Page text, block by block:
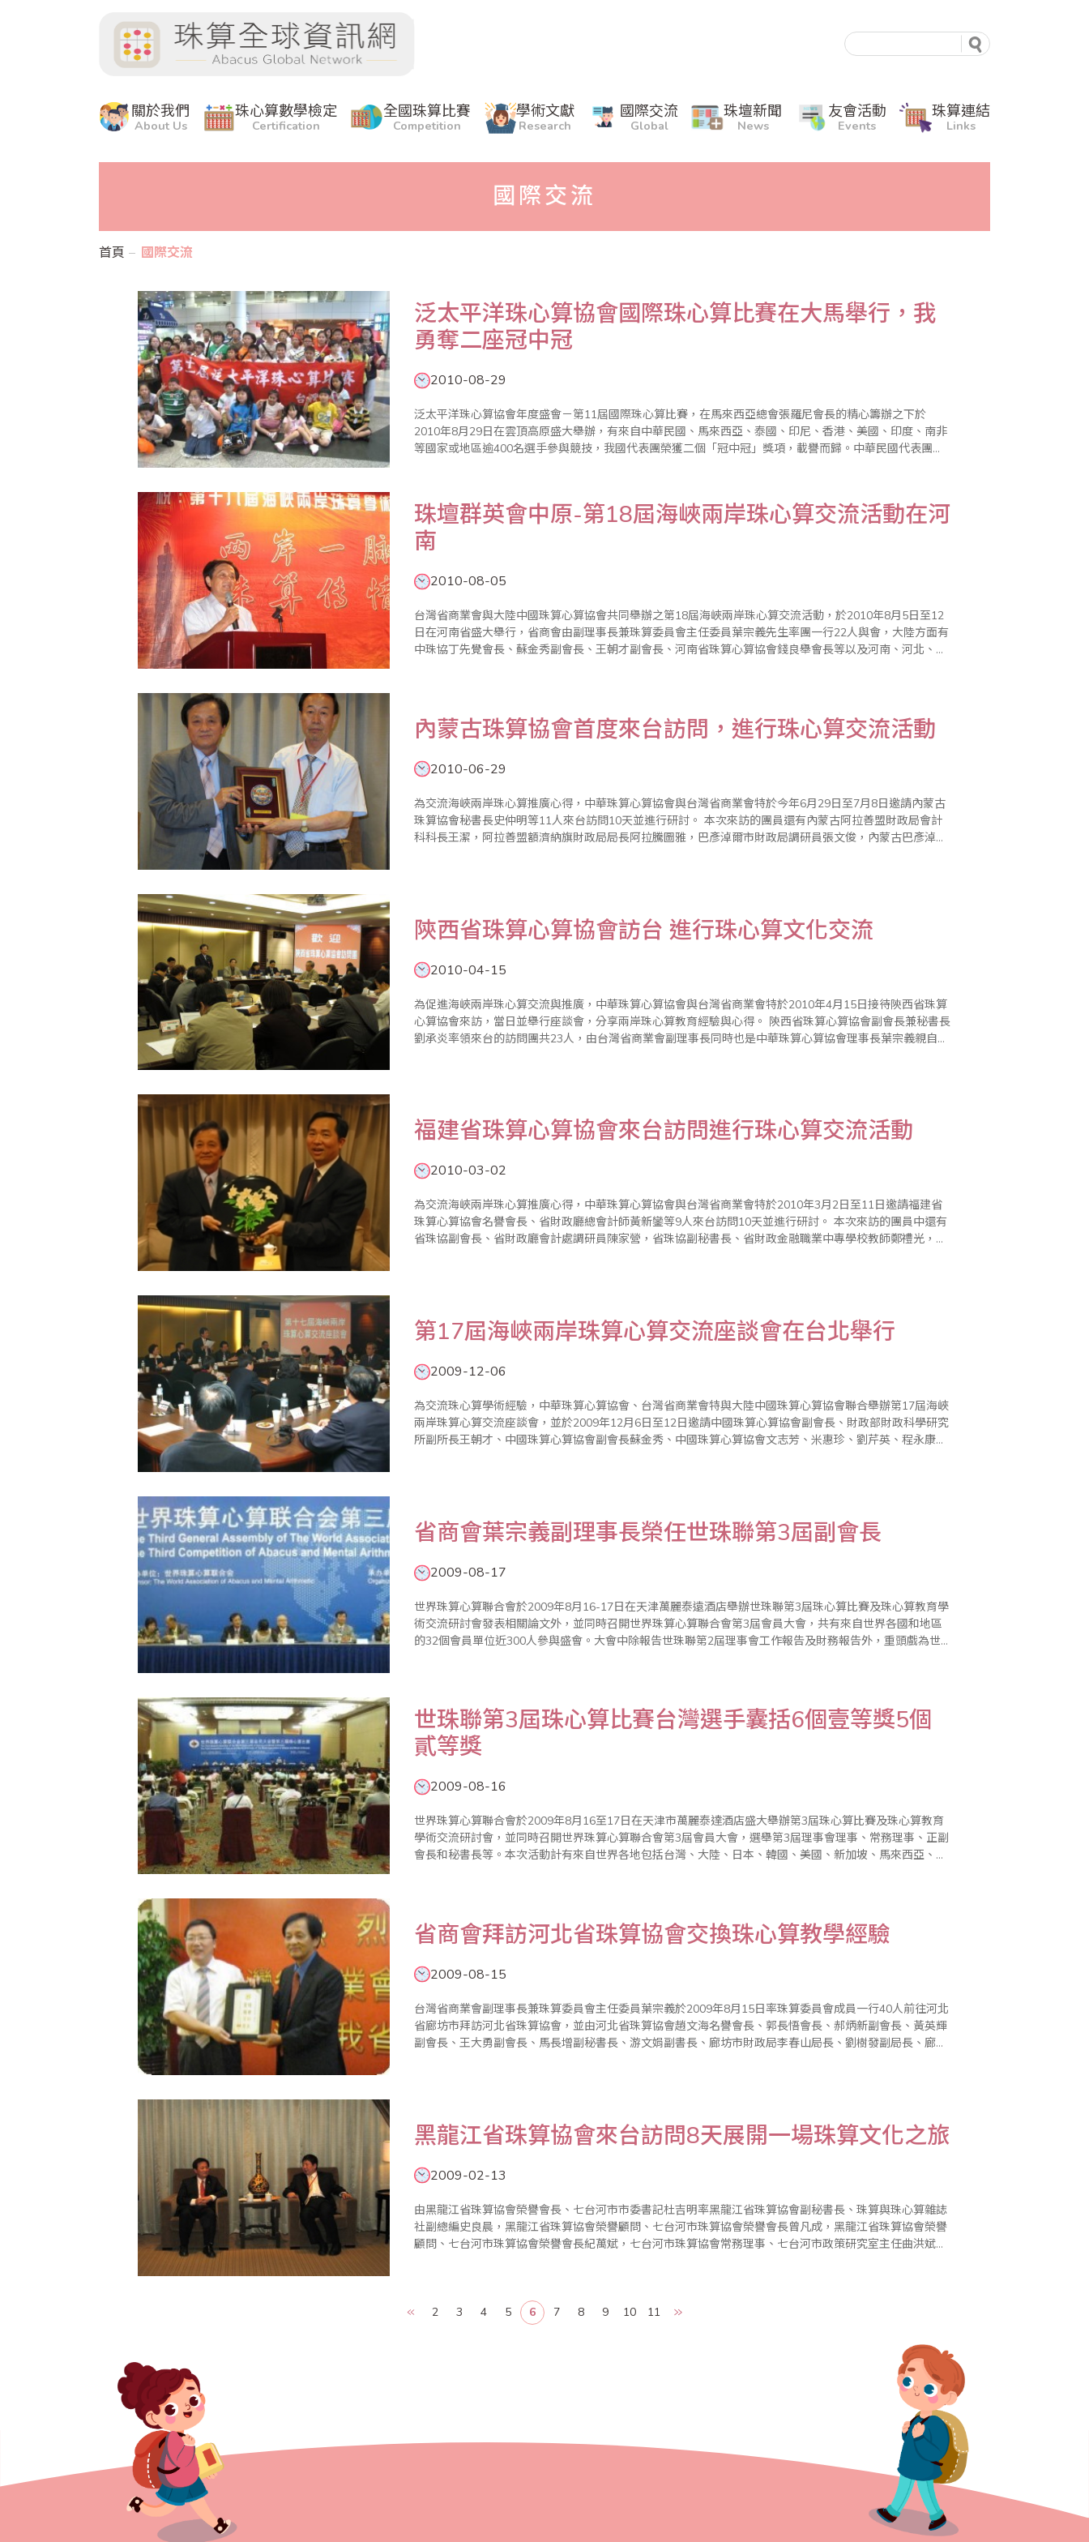
關於我們
About Us
珠心算數學檢定
Certification
全國珠算比賽
Competition
學術文獻
Research
國際交流
Global
珠壇新聞
News
友會活動
Events
珠算連結
Links
國際交流
首頁 國際交流
泛太平洋珠心算協會國際珠心算比賽在大馬舉行，我
勇奪二座冠中冠
2010-08-29
泛太平洋珠心算協會年度盛會－第11屆國際珠心算比賽，在馬來西亞總會張羅尼會長的精心籌辦之下於
2010年8月29日在雲頂高原盛大舉辦，有來自中華民國、馬來西亞、泰國、印尼、香港、美國、印度、南非
等國家或地區逾400名選手參與競技，我國代表團榮獲二個「冠中冠」獎項，載譽而歸。中華民國代表團由
珠壇群英會中原-第18屆海峽兩岸珠心算交流活動在河
南
2010-08-05
台灣省商業會與大陸中國珠算心算協會共同舉辦之第18屆海峽兩岸珠心算交流活動，於2010年8月5日至12
日在河南省盛大舉行，省商會由副理事長兼珠算委員會主任委員葉宗義先生率團一行22人與會，大陸方面有
中珠協丁先覺會長、蘇金秀副會長、王朝才副會長、河南省珠算心算協會錢良舉會長等以及河南、河北、山
內蒙古珠算協會首度來台訪問，進行珠心算交流活動
2010-06-29
為交流海峽兩岸珠心算推廣心得，中華珠算心算協會與台灣省商業會特於今年6月29日至7月8日邀請內蒙古
珠算協會秘書長史仲明等11人來台訪問10天並進行研討。 本次來訪的團員還有內蒙古阿拉善盟財政局會計
科科長王潔，阿拉善盟額濟納旗財政局局長阿拉騰圖雅，巴彥淖爾市財政局調研員張文俊，內蒙古巴彥淖爾
陝西省珠算心算協會訪台 進行珠心算文化交流
2010-04-15
為促進海峽兩岸珠心算交流與推廣，中華珠算心算協會與台灣省商業會特於2010年4月15日接待陝西省珠算
心算協會來訪，當日並舉行座談會，分享兩岸珠心算教育經驗與心得。 陝西省珠算心算協會副會長兼秘書長
劉承炎率領來台的訪問團共23人，由台灣省商業會副理事長同時也是中華珠算心算協會理事長葉宗義親自接
福建省珠算心算協會來台訪問進行珠心算交流活動
2010-03-02
為交流海峽兩岸珠心算推廣心得，中華珠算心算協會與台灣省商業會特於2010年3月2日至11日邀請福建省
珠算心算協會名譽會長、省財政廳總會計師黃新鑾等9人來台訪問10天並進行研討。 本次來訪的團員中還有
省珠協副會長、省財政廳會計處調研員陳家營，省珠協副秘書長、省財政金融職業中專學校教師鄭禮光，省
第17屆海峽兩岸珠算心算交流座談會在台北舉行
2009-12-06
為交流珠心算學術經驗，中華珠算心算協會、台灣省商業會特與大陸中國珠算心算協會聯合舉辦第17屆海峽
兩岸珠算心算交流座談會，並於2009年12月6日至12日邀請中國珠算心算協會副會長、財政部財政科學研究
所副所長王朝才、中國珠算心算協會副會長蘇金秀、中國珠算心算協會文志芳、米惠珍、劉芹英、程永康，
省商會葉宗義副理事長榮任世珠聯第3屆副會長
2009-08-17
世界珠算心算聯合會於2009年8月16-17日在天津萬麗泰遠酒店舉辦世珠聯第3屆珠心算比賽及珠心算教育學
術交流研討會發表相關論文外，並同時召開世界珠算心算聯合會第3屆會員大會，共有來自世界各國和地區
的32個會員單位近300人參與盛會。大會中除報告世珠聯第2屆理事會工作報告及財務報告外，重頭戲為世
世珠聯第3屆珠心算比賽台灣選手囊括6個壹等獎5個
貳等獎
2009-08-16
世界珠算心算聯合會於2009年8月16至17日在天津市萬麗泰達酒店盛大舉辦第3屆珠心算比賽及珠心算教育
學術交流研討會，並同時召開世界珠算心算聯合會第3屆會員大會，選舉第3屆理事會理事、常務理事、正副
會長和秘書長等。本次活動計有來自世界各地包括台灣、大陸、日本、韓國、美國、新加坡、馬來西亞、印
省商會拜訪河北省珠算協會交換珠心算教學經驗
2009-08-15
台灣省商業會副理事長兼珠算委員會主任委員葉宗義於2009年8月15日率珠算委員會成員一行40人前往河北
省廊坊市拜訪河北省珠算協會，並由河北省珠算協會趙文海名譽會長、郭長悟會長、郝炳新副會長、黃英輝
副會長、王大勇副會長、馬長增副秘書長、游文娟副書長、廊坊市財政局李春山局長、劉樹發副局長、廊坊
黑龍江省珠算協會來台訪問8天展開一場珠算文化之旅
2009-02-13
由黑龍江省珠算協會榮譽會長、七台河市市委書記杜吉明率黑龍江省珠算協會副秘書長、珠算與珠心算雜誌
社副總編史良晨，黑龍江省珠算協會榮譽顧問、七台河市珠算協會榮譽會長曾凡成，黑龍江省珠算協會榮譽
顧問、七台河市珠算協會榮譽會長紀萬斌，七台河市珠算協會常務理事、七台河市政策研究室主任曲洪斌，
2 3 4 5 6 7 8 9 10 11